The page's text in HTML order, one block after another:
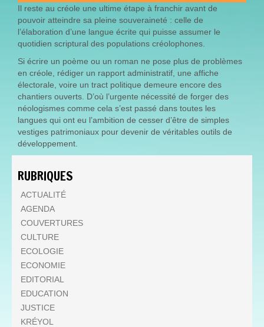
Il reste au créole une ultime étape à franchir avant de
pouvoir atteindre sa pleine souveraineté : celle de
l’élaboration d’une langue écrite qui puisse assumer le
quotidien scriptural des populations créolophones.
Si écrire un poème ou un roman ne pose plus de problèmes
en créole, rédiger un rapport administratif, une affiche
électorale, voire un tract politique demeure encore des
chantiers ouverts. D’où l’urgente nécessité de forger des
néologismes comme cela s’est passé dans toutes les
langues qui ont eu l’ambition de cesser d’être de simples
vestiges patrimoniaux pour devenir de véritables outils de
développement.
RUBRIQUES
ACTUALITÉ
AGENDA
COUVERTURES
CULTURE
ECOLOGIE
ECONOMIE
EDITORIAL
EDUCATION
JUSTICE
KRÉYOL